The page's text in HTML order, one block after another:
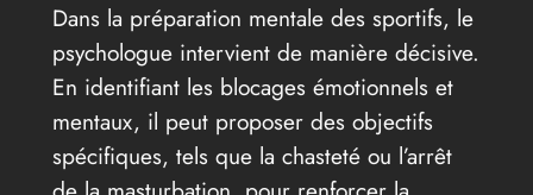
Dans la préparation mentale des sportifs, le
psychologue intervient de manière décisive.
En identifiant les blocages émotionnels et
mentaux, il peut proposer des objectifs
spécifiques, tels que la chasteté ou l’arrêt